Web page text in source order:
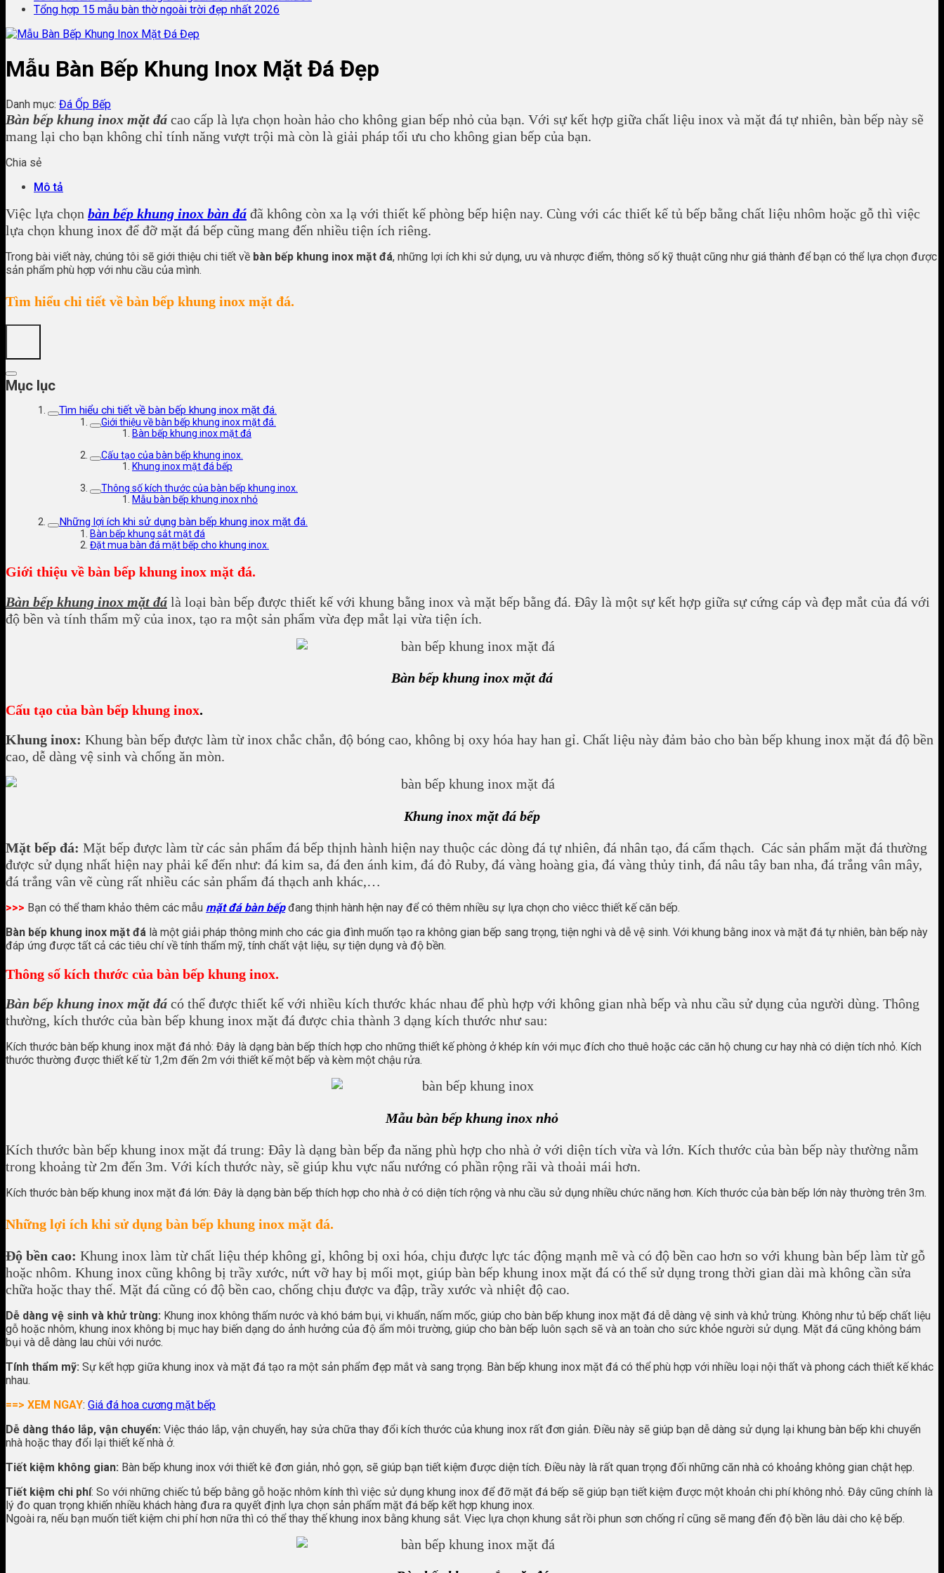
Tổng hợp 15 mẫu bàn thờ ngoài trời đẹp nhất 2026
Mẫu Bàn Bếp Khung Inox Mặt Đá Đẹp
Danh mục: Đá Ốp Bếp
Bàn bếp khung inox mặt đá cao cấp là lựa chọn hoàn hảo cho không gian bếp nhỏ của bạn. Với sự kết hợp giữa chất liệu inox và mặt đá tự nhiên, bàn bếp này sẽ
mang lại cho bạn không chỉ tính năng vượt trội mà còn là giải pháp tối ưu cho không gian bếp của bạn.
Chia sẻ
Mô tả
Việc lựa chọn bàn bếp khung inox bàn đá đã không còn xa lạ với thiết kế phòng bếp hiện nay. Cùng với các thiết kế tủ bếp bằng chất liệu nhôm hoặc gỗ thì việc
lựa chọn khung inox để đỡ mặt đá bếp cũng mang đến nhiều tiện ích riêng.
Trong bài viết này, chúng tôi sẽ giới thiệu chi tiết về bàn bếp khung inox mặt đá, những lợi ích khi sử dụng, ưu và nhược điểm, thông số kỹ thuật cũng như giá thành để bạn có thể lựa chọn được
sản phẩm phù hợp với nhu cầu của mình.
Tìm hiểu chi tiết về bàn bếp khung inox mặt đá.
Mục lục
Tìm hiểu chi tiết về bàn bếp khung inox mặt đá.
Giới thiệu về bàn bếp khung inox mặt đá.
Bàn bếp khung inox mặt đá
Cấu tạo của bàn bếp khung inox.
Khung inox mặt đá bếp
Thông số kích thước của bàn bếp khung inox.
Mẫu bàn bếp khung inox nhỏ
Những lợi ích khi sử dụng bàn bếp khung inox mặt đá.
Bàn bếp khung sắt mặt đá
Đặt mua bàn đá mặt bếp cho khung inox.
Giới thiệu về bàn bếp khung inox mặt đá.
Bàn bếp khung inox mặt đá là loại bàn bếp được thiết kế với khung bằng inox và mặt bếp bằng đá. Đây là một sự kết hợp giữa sự cứng cáp và đẹp mắt của đá với
độ bền và tính thẩm mỹ của inox, tạo ra một sản phẩm vừa đẹp mắt lại vừa tiện ích.
Bàn bếp khung inox mặt đá
Cấu tạo của bàn bếp khung inox.
Khung inox: Khung bàn bếp được làm từ inox chắc chắn, độ bóng cao, không bị oxy hóa hay han gỉ. Chất liệu này đảm bảo cho bàn bếp khung inox mặt đá độ bền
cao, dễ dàng vệ sinh và chống ăn mòn.
Khung inox mặt đá bếp
Mặt bếp đá: Mặt bếp được làm từ các sản phẩm đá bếp thịnh hành hiện nay thuộc các dòng đá tự nhiên, đá nhân tạo, đá cẩm thạch. Các sản phẩm mặt đá thường
được sử dụng nhất hiện nay phải kể đến như: đá kim sa, đá đen ánh kim, đá đỏ Ruby, đá vàng hoàng gia, đá vàng thủy tinh, đá nâu tây ban nha, đá trắng vân mây,
đá trắng vân vẽ cùng rất nhiều các sản phẩm đá thạch anh khác,…
>>> Bạn có thể tham khảo thêm các mẫu mặt đá bàn bếpđang thịnh hành hện nay để có thêm nhiều sự lựa chọn cho viêcc thiết kế căn bếp.
Bàn bếp khung inox mặt đá là một giải pháp thông minh cho các gia đình muốn tạo ra không gian bếp sang trọng, tiện nghi và dễ vệ sinh. Với khung bằng inox và mặt đá tự nhiên, bàn bếp này
đáp ứng được tất cả các tiêu chí về tính thẩm mỹ, tính chất vật liệu, sự tiện dụng và độ bền.
Thông số kích thước của bàn bếp khung inox.
Bàn bếp khung inox mặt đá có thể được thiết kế với nhiều kích thước khác nhau để phù hợp với không gian nhà bếp và nhu cầu sử dụng của người dùng. Thông
thường, kích thước của bàn bếp khung inox mặt đá được chia thành 3 dạng kích thước như sau:
Kích thước bàn bếp khung inox mặt đá nhỏ: Đây là dạng bàn bếp thích hợp cho những thiết kế phòng ở khép kín với mục đích cho thuê hoặc các căn hộ chung cư hay nhà có diện tích nhỏ. Kích
thước thường được thiết kế từ 1,2m đến 2m với thiết kế một bếp và kèm một chậu rửa.
Mẫu bàn bếp khung inox nhỏ
Kích thước bàn bếp khung inox mặt đá trung: Đây là dạng bàn bếp đa năng phù hợp cho nhà ở với diện tích vừa và lớn. Kích thước của bàn bếp này thường nằm
trong khoảng từ 2m đến 3m. Với kích thước này, sẽ giúp khu vực nấu nướng có phần rộng rãi và thoải mái hơn.
Kích thước bàn bếp khung inox mặt đá lớn: Đây là dạng bàn bếp thích hợp cho nhà ở có diện tích rộng và nhu cầu sử dụng nhiều chức năng hơn. Kích thước của bàn bếp lớn này thường trên 3m.
Những lợi ích khi sử dụng bàn bếp khung inox mặt đá.
Độ bền cao: Khung inox làm từ chất liệu thép không gỉ, không bị oxi hóa, chịu được lực tác động mạnh mẽ và có độ bền cao hơn so với khung bàn bếp làm từ gỗ
hoặc nhôm. Khung inox cũng không bị trầy xước, nứt vỡ hay bị mối mọt, giúp bàn bếp khung inox mặt đá có thể sử dụng trong thời gian dài mà không cần sửa
chữa hoặc thay thế. Mặt đá cũng có độ bền cao, chống chịu được va đập, trầy xước và nhiệt độ cao.
Dễ dàng vệ sinh và khử trùng: Khung inox không thấm nước và khó bám bụi, vi khuẩn, nấm mốc, giúp cho bàn bếp khung inox mặt đá dễ dàng vệ sinh và khử trùng. Không như tủ bếp chất liệu
gỗ hoặc nhôm, khung inox không bị mục hay biến dạng do ảnh hưởng của độ ẩm môi trường, giúp cho bàn bếp luôn sạch sẽ và an toàn cho sức khỏe người sử dụng. Mặt đá cũng không bám
bụi và dễ dàng lau chùi với nước.
Tính thẩm mỹ: Sự kết hợp giữa khung inox và mặt đá tạo ra một sản phẩm đẹp mắt và sang trọng. Bàn bếp khung inox mặt đá có thể phù hợp với nhiều loại nội thất và phong cách thiết kế khác
nhau.
==> XEM NGAY: Giá đá hoa cương mặt bếp
Dễ dàng tháo lắp, vận chuyển: Việc tháo lắp, vận chuyển, hay sửa chữa thay đổi kích thước của khung inox rất đơn giản. Điều này sẽ giúp bạn dễ dàng sử dụng lại khung bàn bếp khi chuyển
nhà hoặc thay đổi lại thiết kế nhà ở.
Tiết kiệm không gian: Bàn bếp khung inox với thiết kê đơn giản, nhỏ gọn, sẽ giúp bạn tiết kiệm được diện tích. Điều này là rất quan trọng đối những căn nhà có khoảng không gian chật hẹp.
Tiết kiệm chi phí: So với những chiếc tủ bếp bằng gỗ hoặc nhôm kính thì việc sử dụng khung inox để đỡ mặt đá bếp sẽ giúp bạn tiết kiệm được một khoản chi phí không nhỏ. Đây cũng chính là
lý đo quan trọng khiến nhiều khách hàng đưa ra quyết định lựa chọn sản phẩm mặt đá bếp kết hợp khung inox.
Ngoài ra, nếu bạn muốn tiết kiệm chi phí hơn nữa thì có thể thay thế khung inox bằng khung sắt. Viẹc lựa chọn khung sắt rồi phun sơn chống rỉ cũng sẽ mang đến độ bền lâu dài cho kệ bếp.